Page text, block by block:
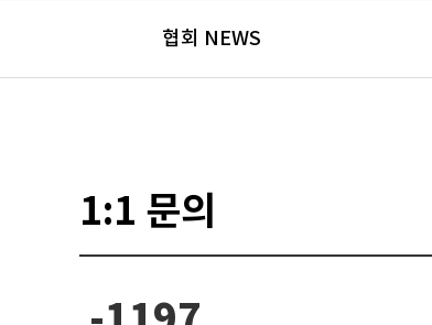
협회 NEWS
1:1 문의